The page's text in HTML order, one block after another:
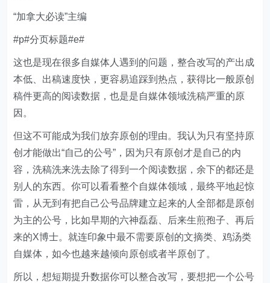
“加拿大必读”主编
#p#分页标题#e#
这也是现在很多自媒体人遇到的问题，整合改写的产出成
本低、出稿速度快，更容易追踩到热点，获得比一般原创
稿件更高的阅读数据，也是是自媒体领域洗稿严重的原
因。
但这不可能成为我们放弃原创的理由。我认为只有坚持原
创才能做出“自己的公号”，因为只有原创才是自己的内
容，洗稿洗来洗去除了得到一个阅读数据，余下的都还是
别人的东西。你可以看看整个自媒体领域，最终平地起惊
雷，从无到有把自己公号品牌建立起来的人全部都是原创
为主的公号，比如早期的六神磊磊、后来生煎孢子、再后
来的X博士。就连印象中最不需要原创的文摘类、鸡汤类
自媒体，如今也越来越倾向原创或者半原创了。
所以，想短期提升数据你可以整合改写，要想把一个公号